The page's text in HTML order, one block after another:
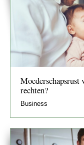
rechten?
Business